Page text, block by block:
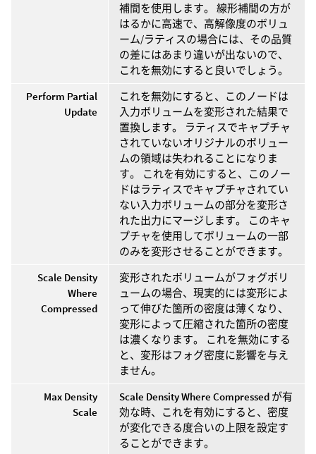
補間を使用します。 線形補間の方が
はるかに高速で、高解像度のボリュ
ーム/ラティスの場合には、その品質
の差にはあまり違いが出ないので、
これを無効にすると良いでしょう。
Perform Partial
Update
これを無効にすると、このノードは
入力ボリュームを変形された結果で
置換します。 ラティスでキャプチャ
されていないオリジナルのボリュー
ムの領域は失われることになりま
す。 これを有効にすると、このノー
ドはラティスでキャプチャされてい
ない入力ボリュームの部分を変形さ
れた出力にマージします。 このキャ
プチャを使用してボリュームの一部
のみを変形させることができます。
Scale Density
Where
Compressed
変形されたボリュームがフォグボリ
ュームの場合、現実的には変形によ
って伸びた箇所の密度は薄くなり、
変形によって圧縮された箇所の密度
は濃くなります。 これを無効にする
と、変形はフォグ密度に影響を与え
ません。
Max Density
Scale
Scale Density Where Compressed が有
効な時、これを有効にすると、密度
が変化できる度合いの上限を設定す
ることができます。